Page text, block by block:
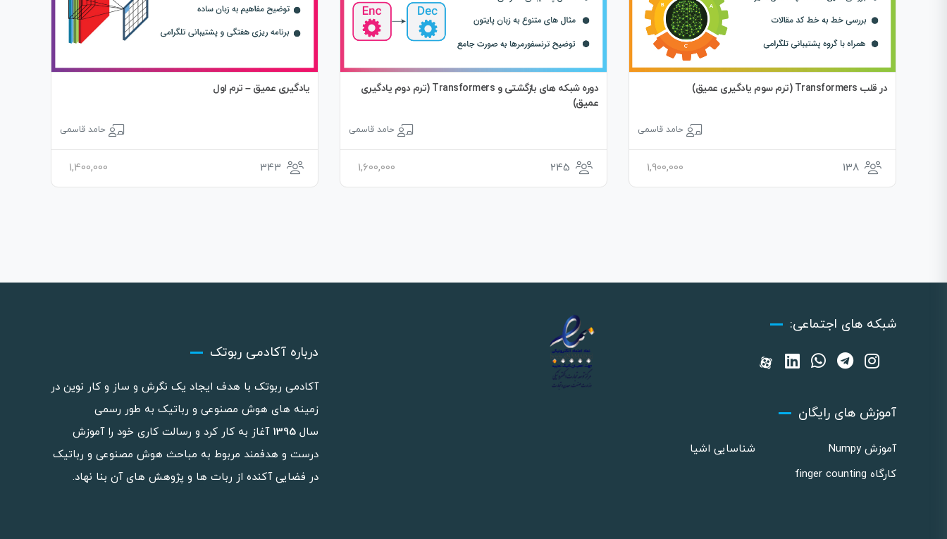
در قلب Transformers (ترم سوم یادگیری عمیق)
حامد قاسمی
138
1,900,000
دوره شبکه های بازگشتی و Transformers (ترم دوم یادگیری
عمیق)
حامد قاسمی
245
1,600,000
یادگیری عمیق – ترم اول
حامد قاسمی
343
1,400,000
شبکه های اجتماعی:
آموزش های رایگان
آموزش Numpy
شناسایی اشیا
کارگاه finger counting
درباره آکادمی ربوتک
آکادمی ربوتک با هدف ایجاد یک نگرش و ساز و کار نوین در
زمینه های هوش مصنوعی و رباتیک به طور رسمی
سال 1395 آغاز به کار کرد و رسالت کاری خود را آموزش
درست و هدفمند مربوط به مباحث هوش مصنوعی و رباتیک
در فضایی آکنده از ربات ها و پژوهش های آن بنا نهاد.